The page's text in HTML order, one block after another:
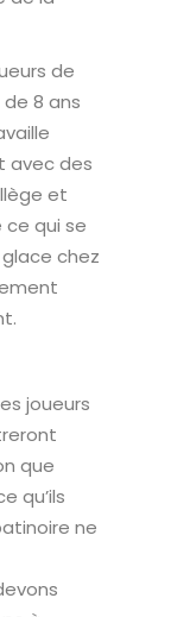
de
8 ans
avec des
et
qui se
chez
joueurs
que
qu’ils
ne